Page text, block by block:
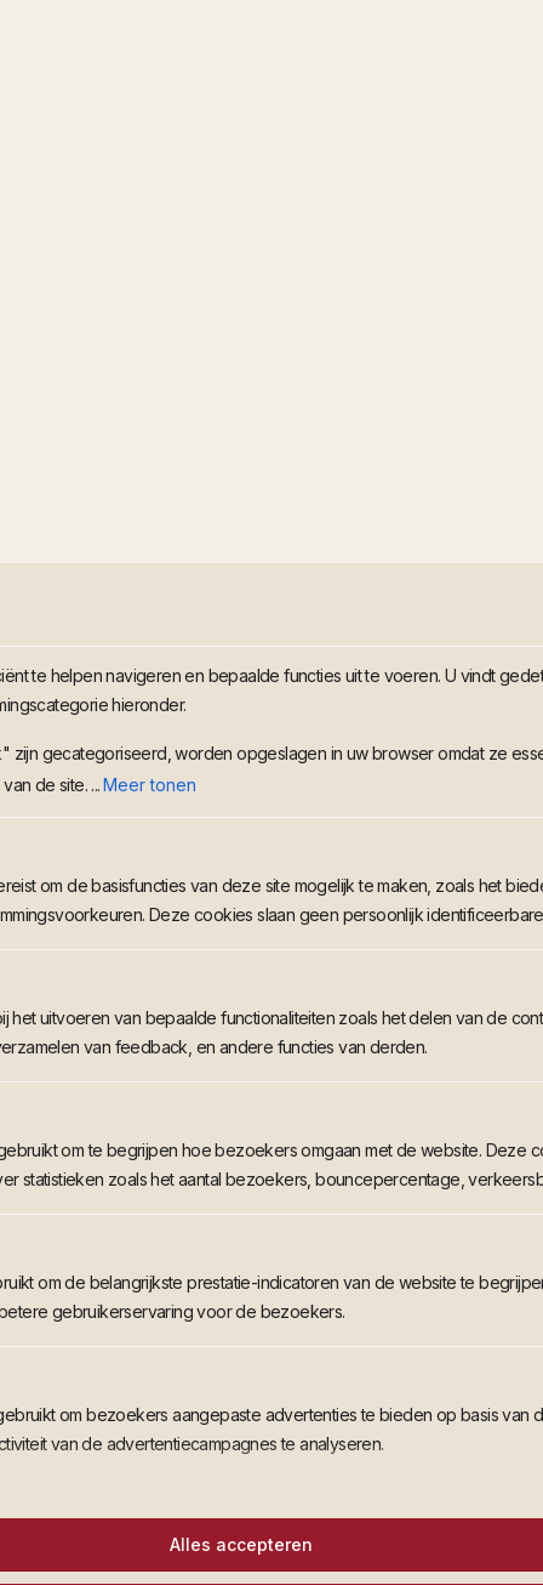
te helpen navigeren en bepaalde functies uit te voeren. U vindt
hieronder.
zijn gecategoriseerd, worden opgeslagen in uw browser omdat ze
de site. ...Meer tonen
om de basisfuncties van deze site mogelijk te maken, zoals het
Deze cookies slaan geen persoonlijk
het uitvoeren van bepaalde functionaliteiten zoals het delen van de
van feedback, en andere functies van derden.
om te begrijpen hoe bezoekers omgaan met de website. Deze
statistieken zoals het aantal bezoekers, bouncepercentage,
om de belangrijkste prestatie-indicatoren van de website te
gebruikerservaring voor de bezoekers.
om bezoekers aangepaste advertenties te bieden op basis van
van de advertentiecampagnes te analyseren.
Alles accepteren